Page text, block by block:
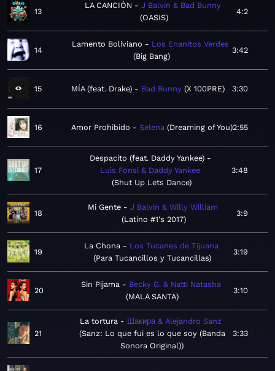
13
LA CANCIÓN
J Balvin & Bad Bunny
OASIS
4:2
14
Lamento Boliviano
Los Enanitos Verdes
Big Bang
3:42
15 MÍA (feat. Drake) Bad Bunny X 100PRE 3:30
16 Amor Prohibido Selena Dreaming of You 2:55
17
Despacito (feat. Daddy Yankee)
Luis Fonsi & Daddy Yankee
Shut Up Lets Dance
3:48
18
Mi Gente
J Balvin & Willy William
Latino #1's 2017
3:9
19
La Chona
Los Tucanes de Tijuana
Para Tucancillos y Tucancillas
3:19
20
Sin Pijama
Becky G. & Natti Natasha
MALA SANTA
3:10
21
La tortura
Шакира & Alejandro Sanz
Sanz: Lo que fui es lo que soy (Banda
Sonora Original)
3:33